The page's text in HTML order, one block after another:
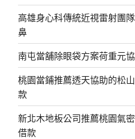
高雄身心科傳統近視雷射團
鼻
南屯當舖除眼袋方案荷重元
桃園當鋪推薦透天協助的松
款
新北木地板公司推薦桃園氣
借款